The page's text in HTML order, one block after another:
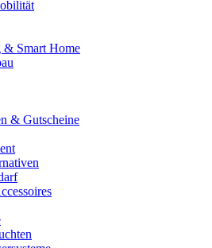
& Smart Home
& Gutscheine